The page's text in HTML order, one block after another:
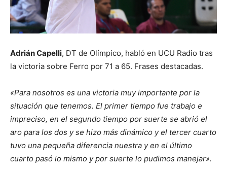
Adrián Capelli, DT de Olímpico, habló en UCU Radio tras
la victoria sobre Ferro por 71 a 65. Frases destacadas.
«Para nosotros es una victoria muy importante por la
situación que tenemos. El primer tiempo fue trabajo e
impreciso, en el segundo tiempo por suerte se abrió el
aro para los dos y se hizo más dinámico y el tercer cuarto
tuvo una pequeña diferencia nuestra y en el último
cuarto pasó lo mismo y por suerte lo pudimos manejar».